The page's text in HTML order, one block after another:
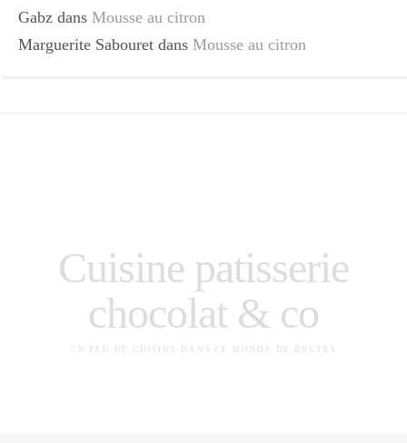
Gabz dans Mousse au citron
Marguerite Sabouret dans Mousse au citron
Cuisine patisserie
chocolat & co
UN PEU DE CUISINE DANS CE MONDE DE BRUTES